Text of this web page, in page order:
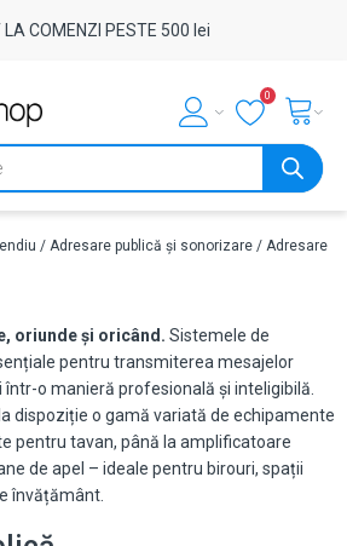
COMENZI PESTE 500 lei
0
/ Adresare publică și sonorizare / Adresare
oriunde și oricând. Sistemele de
pentru transmiterea mesajelor
o manieră profesională și inteligibilă.
la dispoziție o gamă variată de echipamente
pentru tavan, până la amplificatoare
de apel – ideale pentru birouri, spații
învățământ.